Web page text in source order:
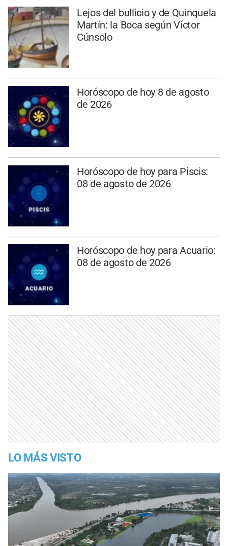
Lejos del bullicio y de Quinquela
Martín: la Boca según Víctor
Cúnsolo
Horóscopo de hoy 8 de agosto
de 2026
Horóscopo de hoy para Piscis:
08 de agosto de 2026
Horóscopo de hoy para Acuario:
08 de agosto de 2026
LO MÁS VISTO